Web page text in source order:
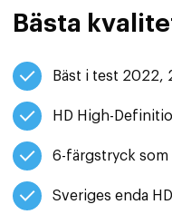
Bästa
Bäst i test 2022,
HD High-
6-färgstryck som
Sveriges enda